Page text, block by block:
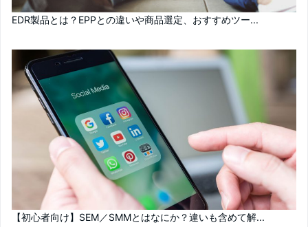
EDR製品とは？EPPとの違いや商品選定、おすすめツー...
【初心者向け】SEM／SMMとはなにか？違いも含めて解...